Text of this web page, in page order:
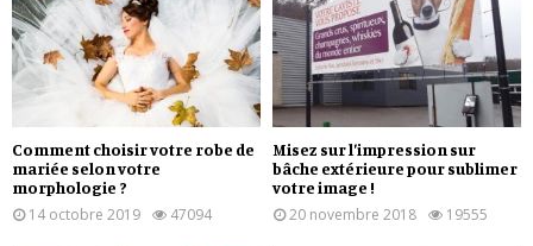
Comment choisir votre robe de
mariée selon votre
morphologie ?
14 octobre 2019
47094
Misez sur l’impression sur
bâche extérieure pour sublimer
votre image !
20 novembre 2018
19555